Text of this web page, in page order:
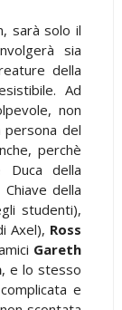
sarà solo il
sia
della
Ad
non
persona del
perchè
Duca della
della
studenti),
Axel), Ross
Gareth
, e lo stesso
e